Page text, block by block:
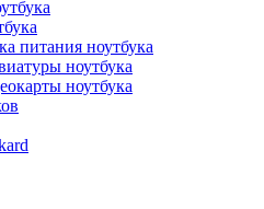
питания ноутбука
ноутбука
ноутбука